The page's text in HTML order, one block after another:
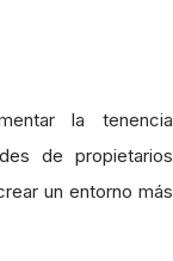
la tenencia
de propietarios
un entorno más